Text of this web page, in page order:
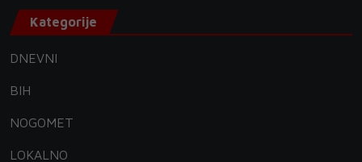
Kategorije
DNEVNI
BIH
NOGOMET
LOKALNO